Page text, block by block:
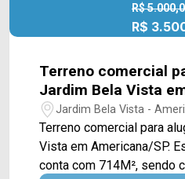
IMÓVEIS - Presente em
R$
R$
Terreno comercial
Jardim Bela Vista
Jardim Bela Vista -
Terreno comercial para
Vista em Americana/SP. Este terreno de esquina
conta com 714M², sendo